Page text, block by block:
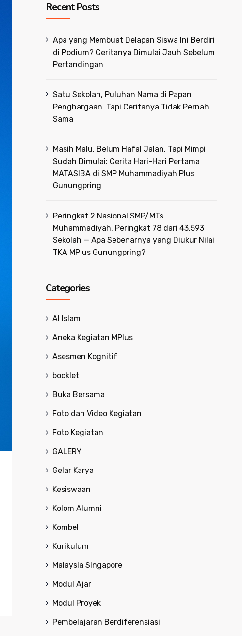
Recent Posts
Apa yang Membuat Delapan Siswa Ini Berdiri
di Podium? Ceritanya Dimulai Jauh Sebelum
Pertandingan
Satu Sekolah, Puluhan Nama di Papan
Penghargaan. Tapi Ceritanya Tidak Pernah
Sama
Masih Malu, Belum Hafal Jalan, Tapi Mimpi
Sudah Dimulai: Cerita Hari-Hari Pertama
MATASIBA di SMP Muhammadiyah Plus
Gunungpring
Peringkat 2 Nasional SMP/MTs
Muhammadiyah, Peringkat 78 dari 43.593
Sekolah — Apa Sebenarnya yang Diukur Nilai
TKA MPlus Gunungpring?
Categories
Al Islam
Aneka Kegiatan MPlus
Asesmen Kognitif
booklet
Buka Bersama
Foto dan Video Kegiatan
Foto Kegiatan
GALERY
Gelar Karya
Kesiswaan
Kolom Alumni
Kombel
Kurikulum
Malaysia Singapore
Modul Ajar
Modul Proyek
Pembelajaran Berdiferensiasi